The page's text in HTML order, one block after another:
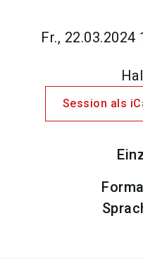
Fr., 22.03.2024
Session als